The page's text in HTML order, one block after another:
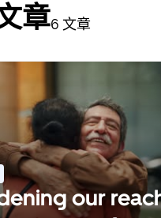
章6 文章
our